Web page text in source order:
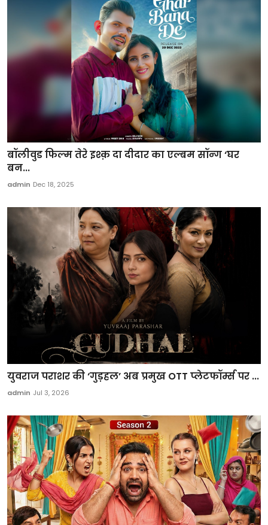
बॉलीवुड फिल्म तेरे इश्क़ दा दीदार का एल्बम सॉन्ग ‘घर
बन...
admin Dec 18, 2025
युवराज पराशर की ‘गुड़हल’ अब प्रमुख OTT प्लेटफॉर्म्स पर ...
admin Jul 3, 2026